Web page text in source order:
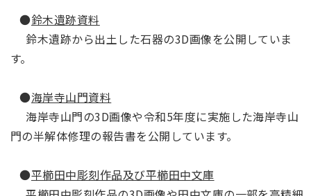
●鈴木遺跡資料
鈴木遺跡から出土した石器の3D画像を公開していま
す。
●海岸寺山門資料
海岸寺山門の3D画像や令和5年度に実施した海岸寺山
門の半解体修理の報告書を公開しています。
●平櫛田中彫刻作品及び平櫛田中文庫